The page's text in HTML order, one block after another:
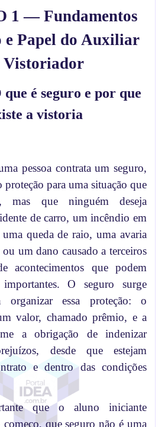
1 — Fundamentos
e Papel do Auxiliar
Vistoriador
é seguro e por que
a vistoria
pessoa contrata um seguro,
proteção para uma situação que
mas que ninguém deseja
de carro, um incêndio em
queda de raio, uma avaria
um dano causado a terceiros
acontecimentos que podem
O seguro surge
organizar essa proteção: o
valor, chamado prêmio, e a
a obrigação de indenizar
desde que estejam
e dentro das condições
que o aluno iniciante
começo, que seguro não é uma